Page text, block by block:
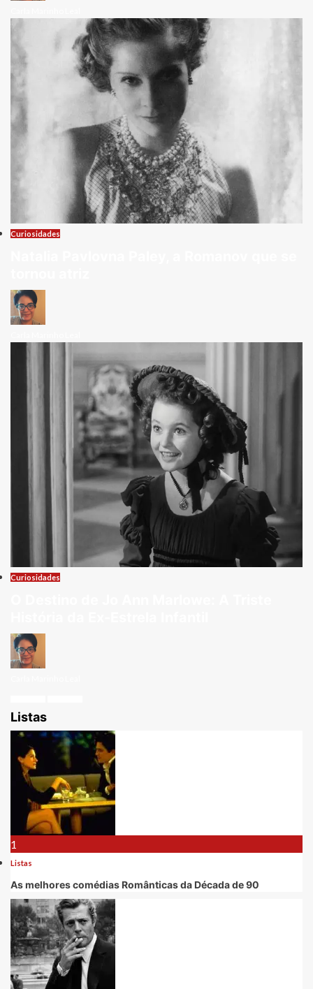
Curiosidades
Curiosidades
Listas
1
Listas
As melhores comédias Românticas da Década de 90